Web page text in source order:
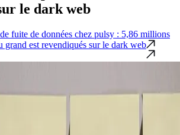
le dark web
fuite de données chez pulsy : 5,86 millions
grand est revendiqués sur le dark web